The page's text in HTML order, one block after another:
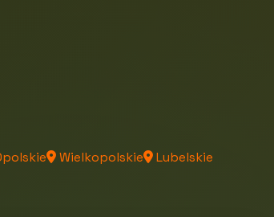
Wielkopolskie
Lubelskie